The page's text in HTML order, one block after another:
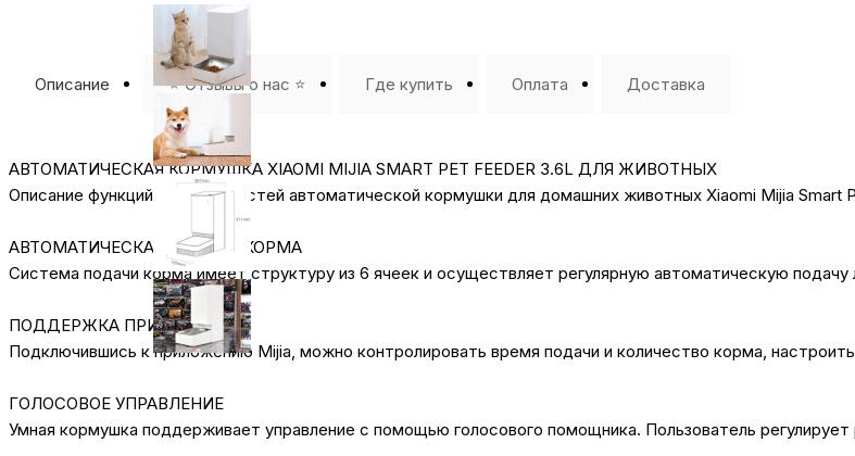
Описание ⭐️ Отзывы о нас ⭐️ Где купить Оплата Доставка
АВТОМАТИЧЕСКАЯ КОРМУШКА XIAOMI MIJIA SMART PET FEEDER 3.6L ДЛЯ ЖИВОТНЫХ
Описание функций и особенностей автоматической кормушки для домашних животных Xiaomi Mijia Smart
АВТОМАТИЧЕСКАЯ ПОДАЧА КОРМА
Система подачи корма имеет структуру из 6 ячеек и осуществляет регулярную автоматическую подачу
ПОДДЕРЖКА ПРИЛОЖЕНИЯ
Подключившись к приложению Mijia, можно контролировать время подачи и количество корма,
ГОЛОСОВОЕ УПРАВЛЕНИЕ
Умная кормушка поддерживает управление с помощью голосового помощника. Пользователь регулирует